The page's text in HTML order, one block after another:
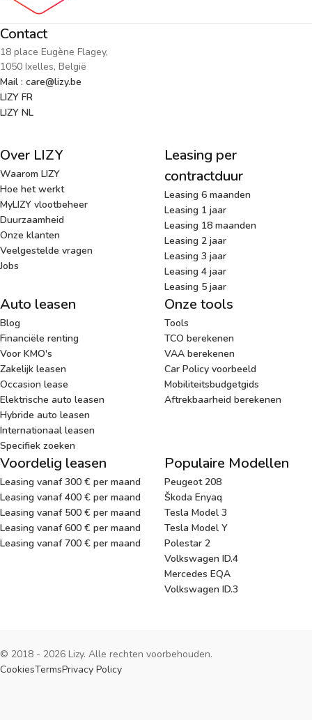
Contact
18 place Eugène Flagey,
1050 Ixelles, België
Mail : care@lizy.be
LIZY FR
LIZY NL
Over LIZY
Waarom LIZY
Hoe het werkt
MyLIZY vlootbeheer
Duurzaamheid
Onze klanten
Veelgestelde vragen
Jobs
Leasing per
contractduur
Leasing 6 maanden
Leasing 1 jaar
Leasing 18 maanden
Leasing 2 jaar
Leasing 3 jaar
Leasing 4 jaar
Leasing 5 jaar
Auto leasen
Blog
Financiële renting
Voor KMO's
Zakelijk leasen
Occasion lease
Elektrische auto leasen
Hybride auto leasen
Internationaal leasen
Specifiek zoeken
Onze tools
Tools
TCO berekenen
VAA berekenen
Car Policy voorbeeld
Mobiliteitsbudgetgids
Aftrekbaarheid berekenen
Voordelig leasen
Leasing vanaf 300 € per maand
Leasing vanaf 400 € per maand
Leasing vanaf 500 € per maand
Leasing vanaf 600 € per maand
Leasing vanaf 700 € per maand
Populaire Modellen
Peugeot 208
Škoda Enyaq
Tesla Model 3
Tesla Model Y
Polestar 2
Volkswagen ID.4
Mercedes EQA
Volkswagen ID.3
© 2018 - 2026 Lizy. Alle rechten voorbehouden.
CookiesTermsPrivacy Policy